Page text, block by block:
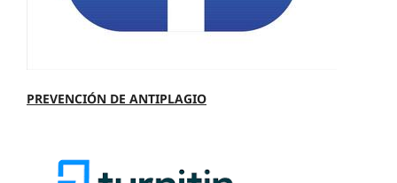
PREVENCIÓN DE ANTIPLAGIO